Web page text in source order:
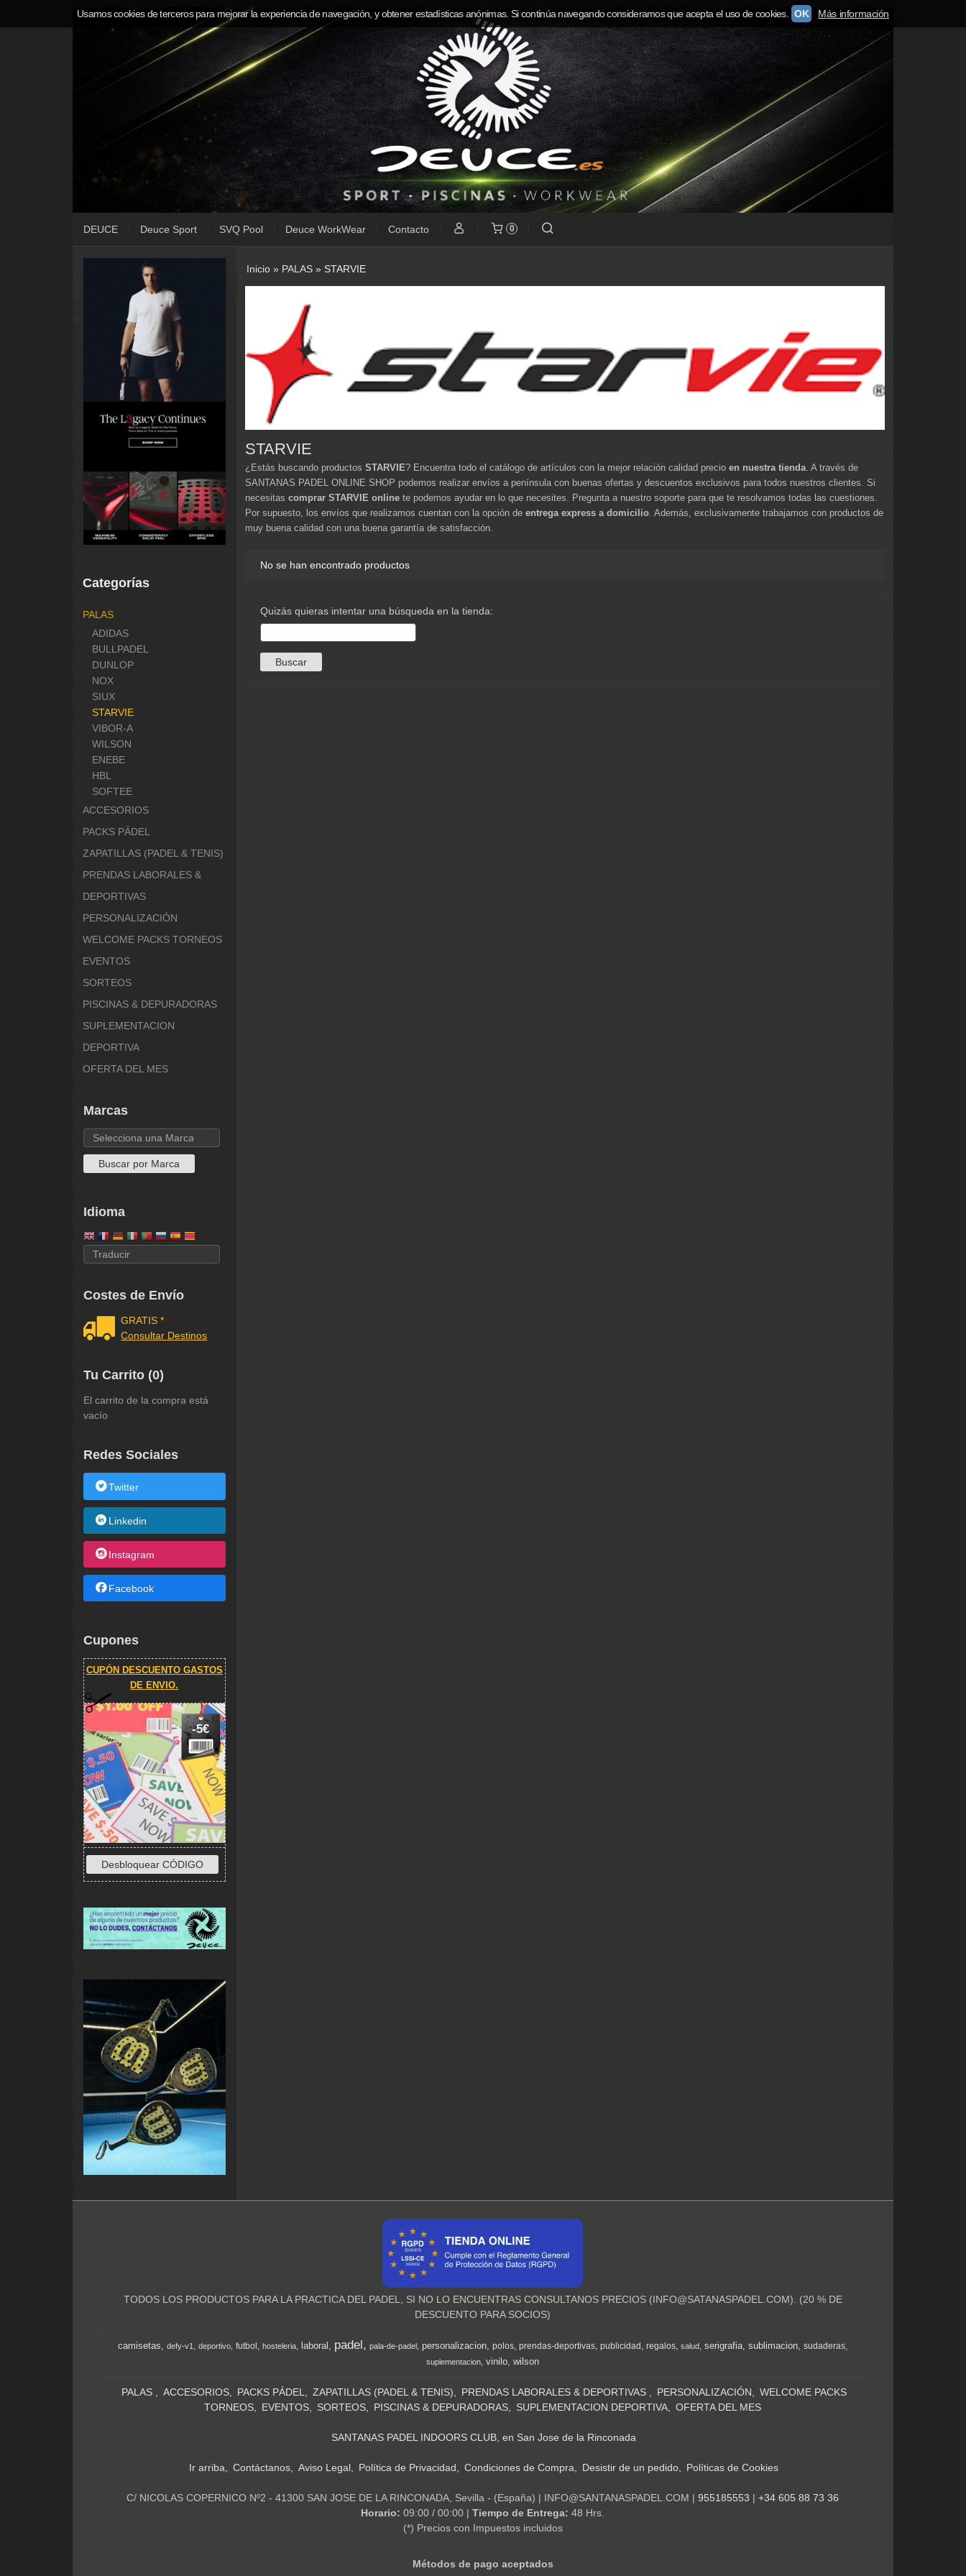
DEUCE Deuce Sport SVQ Pool Deuce WorkWear Contacto 0
Categorías
PALAS
ADIDAS
BULLPADEL
DUNLOP
NOX
SIUX
STARVIE
VIBOR-A
WILSON
ENEBE
HBL
SOFTEE
ACCESORIOS
PACKS PÁDEL
ZAPATILLAS (PADEL & TENIS)
PRENDAS LABORALES &
DEPORTIVAS
PERSONALIZACIÓN
WELCOME PACKS TORNEOS
EVENTOS
SORTEOS
PISCINAS & DEPURADORAS
SUPLEMENTACION
DEPORTIVA
OFERTA DEL MES
Marcas
Idioma
Costes de Envío
GRATIS *
Consultar Destinos
Tu Carrito (0)
El carrito de la compra está
vacío
Redes Sociales
Twitter
Linkedin
Instagram
Facebook
Cupones
CUPÓN DESCUENTO GASTOS
DE ENVIO.
-5€
Inicio» PALAS » STARVIE
STARVIE
¿Estás buscando productos STARVIE? Encuentra todo el catálogo de artículos con la mejor relación calidad precio en nuestra tienda. A través de
SANTANAS PADEL ONLINE SHOP podemos realizar envíos a península con buenas ofertas y descuentos exclusivos para todos nuestros clientes. Si
necesitas comprar STARVIE onlinete podemos ayudar en lo que necesites. Pregunta a nuestro soporte para que te resolvamos todas las cuestiones.
Por supuesto, los envíos que realizamos cuentan con la opción de entrega express a domicilio. Además, exclusivamente trabajamos con productos de
muy buena calidad con una buena garantía de satisfacción.
No se han encontrado productos
Quizás quieras intentar una búsqueda en la tienda:
TODOS LOS PRODUCTOS PARA LA PRACTICA DEL PADEL, SI NO LO ENCUENTRAS CONSULTANOS PRECIOS (INFO@SATANASPADEL.COM). (20 % DE
DESCUENTO PARA SOCIOS)
camisetas defy-v1 deportivo futbol hosteleria laboral padel pala-de-padel personalizacion polos prendas-deportivas publicidad regalos salud serigrafia sublimacion sudaderas
suplementacion vinilo wilson
PALAS ACCESORIOS PACKS PÁDEL ZAPATILLAS (PADEL & TENIS) PRENDAS LABORALES & DEPORTIVAS PERSONALIZACIÓN
WELCOME PACKS
TORNEOS
EVENTOS SORTEOS PISCINAS & DEPURADORAS SUPLEMENTACION DEPORTIVA OFERTA DEL MES
SANTANAS PADEL INDOORS CLUB, en San Jose de la Rinconada
Ir arriba Contáctanos Aviso Legal Política de Privacidad Condiciones de Compra Desistir de un pedido Políticas de Cookies
C/ NICOLAS COPERNICO Nº2 - 41300 SAN JOSE DE LA RINCONADA, Sevilla - (España) | INFO@SANTANASPADEL.COM |955185553 |+34 605 88 73 36
Horario:09:00 / 00:00 |Tiempo de Entrega:48 Hrs.
(*) Precios con Impuestos incluidos
Métodos de pago aceptados
Usamos cookies de terceros para mejorar la experiencia de navegación, y obtener estadísticas anónimas. Si continúa navegando consideramos que acepta el uso de cookies. OK Más información